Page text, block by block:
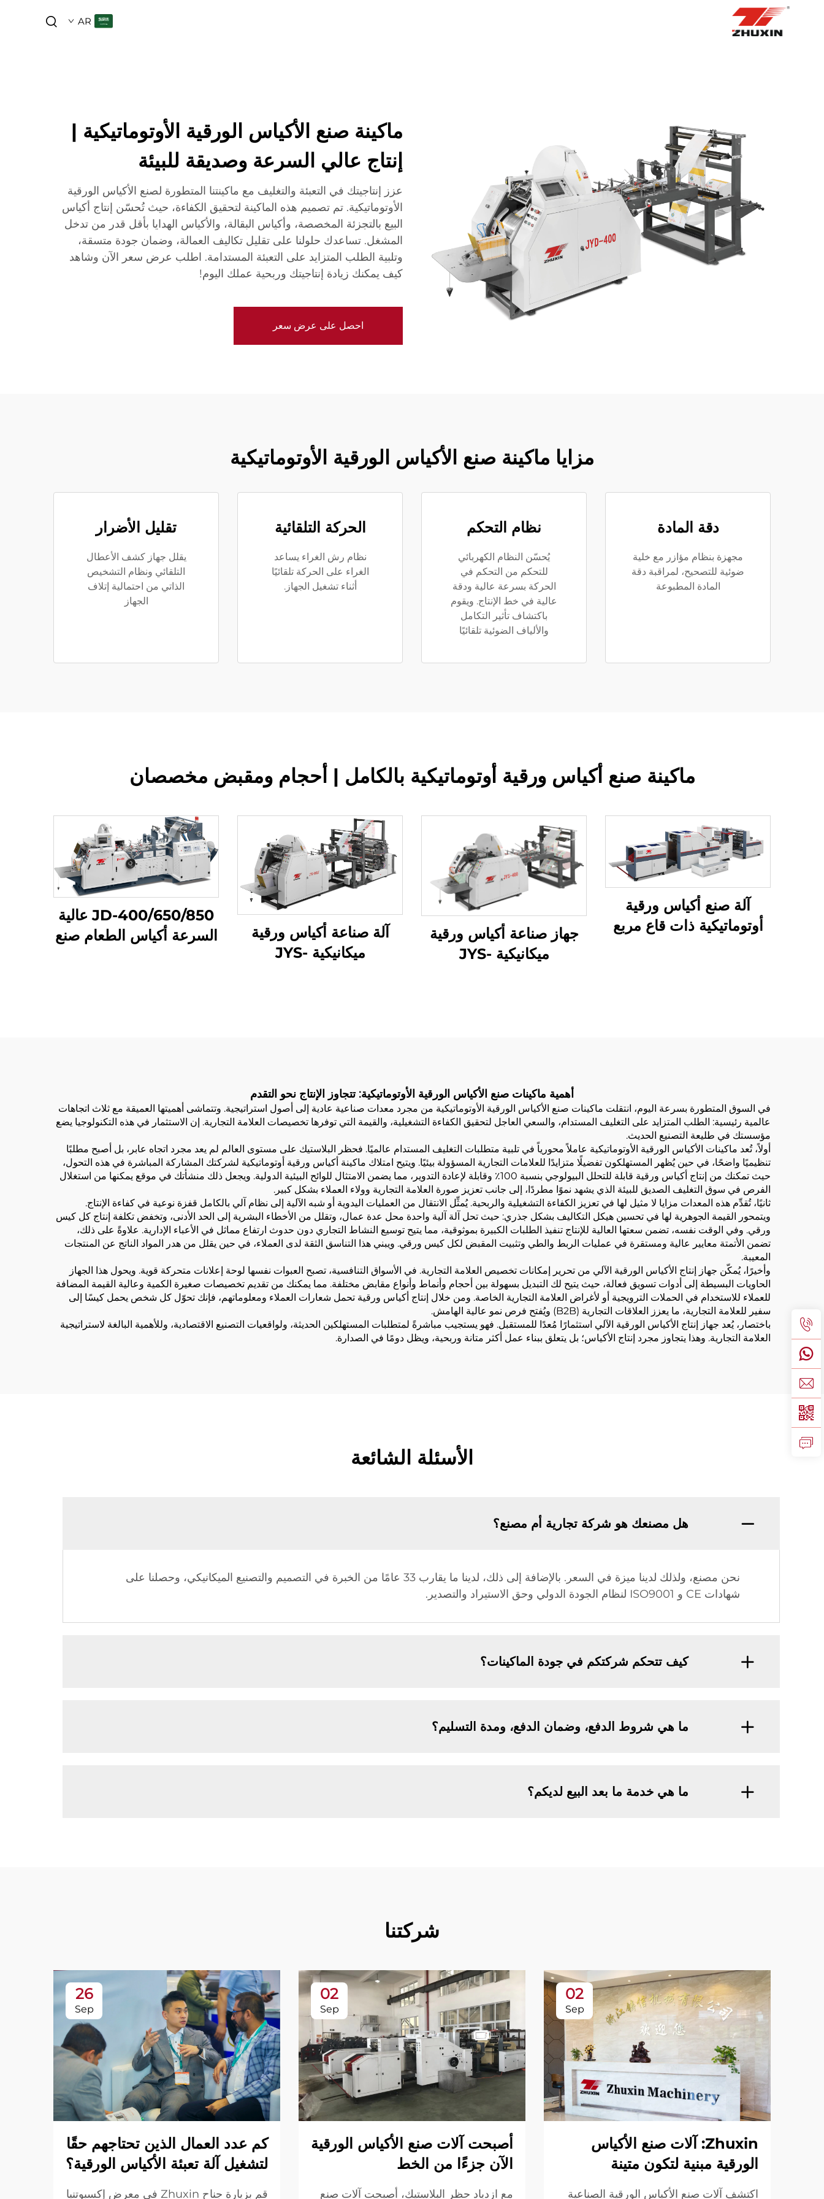
AR
ماكينة صنع الأكياس الورقية الأوتوماتيكية |
إنتاج عالي السرعة وصديقة للبيئة
عزز إنتاجيتك في التعبئة والتغليف مع ماكينتنا المتطورة لصنع الأكياس الورقية
الأوتوماتيكية. تم تصميم هذه الماكينة لتحقيق الكفاءة، حيث تُحسّن إنتاج أكياس
البيع بالتجزئة المخصصة، وأكياس البقالة، والأكياس الهدايا بأقل قدر من تدخل
المشغل. تساعدك حلولنا على تقليل تكاليف العمالة، وضمان جودة متسقة،
وتلبية الطلب المتزايد على التعبئة المستدامة. اطلب عرض سعر الآن وشاهد
كيف يمكنك زيادة إنتاجيتك وربحية عملك اليوم!
احصل على عرض سعر
مزايا ماكينة صنع الأكياس الورقية الأوتوماتيكية
دقة المادة
مجهزة بنظام مؤازر مع خلية
ضوئية للتصحيح، لمراقبة دقة
المادة المطبوعة
نظام التحكم
يُحسّن النظام الكهربائي
للتحكم من التحكم في
الحركة بسرعة عالية ودقة
عالية في خط الإنتاج. ويقوم
باكتشاف تأثير التكامل
والألياف الضوئية تلقائيًا
الحركة التلقائية
نظام رش الغراء يساعد
الغراء على الحركة تلقائيًا
أثناء تشغيل الجهاز.
تقليل الأضرار
يقلل جهاز كشف الأعطال
التلقائي ونظام التشخيص
الذاتي من احتمالية إتلاف
الجهاز
ماكينة صنع أكياس ورقية أوتوماتيكية بالكامل | أحجام ومقبض مخصصان
آلة صنع أكياس ورقية
أوتوماتيكية ذات قاع مربع
جهاز صناعة أكياس ورقية
ميكانيكية JYS-
آلة صناعة أكياس ورقية
ميكانيكية JYS-
JD-400/650/850 عالية
السرعة أكياس الطعام صنع
أهمية ماكينات صنع الأكياس الورقية الأوتوماتيكية: تتجاوز الإنتاج نحو التقدم
في السوق المتطورة بسرعة اليوم، انتقلت ماكينات صنع الأكياس الورقية الأوتوماتيكية من مجرد معدات صناعية عادية إلى أصول استراتيجية. وتتماشى أهميتها العميقة مع ثلاث اتجاهات
عالمية رئيسية: الطلب المتزايد على التغليف المستدام، والسعي العاجل لتحقيق الكفاءة التشغيلية، والقيمة التي توفرها تخصيصات العلامة التجارية. إن الاستثمار في هذه التكنولوجيا يضع
مؤسستك في طليعة التصنيع الحديث.
أولاً، تُعد ماكينات الأكياس الورقية الأوتوماتيكية عاملاً محورياً في تلبية متطلبات التغليف المستدام عالميًا. فحظر البلاستيك على مستوى العالم لم يعد مجرد اتجاه عابر، بل أصبح مطلبًا
تنظيميًا واضحًا، في حين يُظهر المستهلكون تفضيلًا متزايدًا للعلامات التجارية المسؤولة بيئيًا. ويتيح امتلاك ماكينة أكياس ورقية أوتوماتيكية لشركتك المشاركة المباشرة في هذه التحول،
حيث تمكنك من إنتاج أكياس ورقية قابلة للتحلل البيولوجي بنسبة 100٪ وقابلة لإعادة التدوير، مما يضمن الامتثال للوائح البيئية الدولية. ويجعل ذلك منشأتك في موقع يمكنها من استغلال
الفرص في سوق التغليف الصديق للبيئة الذي يشهد نموًا مطردًا، إلى جانب تعزيز صورة العلامة التجارية وولاء العملاء بشكل كبير.
ثانيًا، تُقدِّم هذه المعدات مزايا لا مثيل لها في تعزيز الكفاءة التشغيلية والربحية. يُمثِّل الانتقال من العمليات اليدوية أو شبه الآلية إلى نظام آلي بالكامل قفزة نوعية في كفاءة الإنتاج.
ويتمحور القيمة الجوهرية لها في تحسين هيكل التكاليف بشكل جذري: حيث تحل آلة آلية واحدة محل عدة عمال، وتقلل من الأخطاء البشرية إلى الحد الأدنى، وتخفض تكلفة إنتاج كل كيس
ورقي. وفي الوقت نفسه، تضمن سعتها العالية للإنتاج تنفيذ الطلبات الكبيرة بموثوقية، مما يتيح توسيع النشاط التجاري دون حدوث ارتفاع مماثل في الأعباء الإدارية. علاوةً على ذلك،
تضمن الأتمتة معايير عالية ومستقرة في عمليات الربط والطي وتثبيت المقبض لكل كيس ورقي. ويبني هذا التناسق الثقة لدى العملاء، في حين يقلل من هدر المواد الناتج عن المنتجات
المعيبة.
وأخيرًا، يُمكّن جهاز إنتاج الأكياس الورقية الآلي من تحرير إمكانات تخصيص العلامة التجارية. في الأسواق التنافسية، تصبح العبوات نفسها لوحة إعلانات متحركة قوية. ويحول هذا الجهاز
الحاويات البسيطة إلى أدوات تسويق فعالة، حيث يتيح لك التبديل بسهولة بين أحجام وأنماط وأنواع مقابض مختلفة. مما يمكنك من تقديم تخصيصات صغيرة الكمية وعالية القيمة المضافة
للعملاء للاستخدام في الحملات الترويجية أو لأغراض العلامة التجارية الخاصة. ومن خلال إنتاج أكياس ورقية تحمل شعارات العملاء ومعلوماتهم، فإنك تحوّل كل شخص يحمل كيسًا إلى
سفير للعلامة التجارية، ما يعزز العلاقات التجارية (B2B) ويُفتح فرص نمو عالية الهامش.
باختصار، يُعد جهاز إنتاج الأكياس الورقية الآلي استثمارًا مُعدًا للمستقبل. فهو يستجيب مباشرةً لمتطلبات المستهلكين الحديثة، ولواقعيات التصنيع الاقتصادية، وللأهمية البالغة لاستراتيجية
العلامة التجارية. وهذا يتجاوز مجرد إنتاج الأكياس؛ بل يتعلق ببناء عمل أكثر متانة وربحية، ويظل دومًا في الصدارة.
الأسئلة الشائعة
هل مصنعك هو شركة تجارية أم مصنع؟
نحن مصنع، ولذلك لدينا ميزة في السعر. بالإضافة إلى ذلك، لدينا ما يقارب 33 عامًا من الخبرة في التصميم والتصنيع الميكانيكي، وحصلنا على
شهادات CE و ISO9001 لنظام الجودة الدولي وحق الاستيراد والتصدير.
كيف تتحكم شركتكم في جودة الماكينات؟
ما هي شروط الدفع، وضمان الدفع، ومدة التسليم؟
ما هي خدمة ما بعد البيع لديكم؟
شركتنا
02
Sep
Zhuxin: آلات صنع الأكياس
الورقية مبنية لتكون متينة
اكتشف آلات صنع الأكياس الورقية الصناعية
02
Sep
أصبحت آلات صنع الأكياس الورقية
الآن جزءًا من الخط
مع ازدياد حظر البلاستيك، أصبحت آلات صنع
26
Sep
كم عدد العمال الذين تحتاجهم حقًا
لتشغيل آلة تعبئة الأكياس الورقية؟
قم بزيارة جناح Zhuxin في معرض إكسبوتنيا